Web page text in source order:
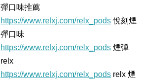
彈口味推薦
https://www.relxj.com/relx_pods悅刻煙
彈口味
https://www.relxj.com/relx_pods 煙彈
relx
https://www.relxj.com/relx_pods relx 煙